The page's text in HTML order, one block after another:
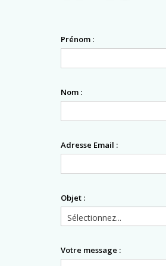
Prénom :
Nom :
Adresse Email :
Objet :
Votre message :